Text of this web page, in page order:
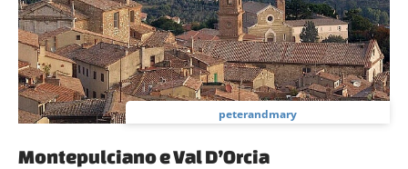
peterandmary
Montepulciano e Val D’Orcia